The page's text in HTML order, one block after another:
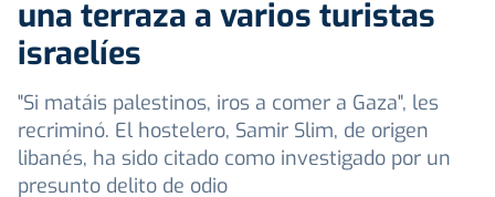
una terraza a varios turistas
israelíes
"Si matáis palestinos, iros a comer a Gaza", les
recriminó. El hostelero, Samir Slim, de origen
libanés, ha sido citado como investigado por un
presunto delito de odio